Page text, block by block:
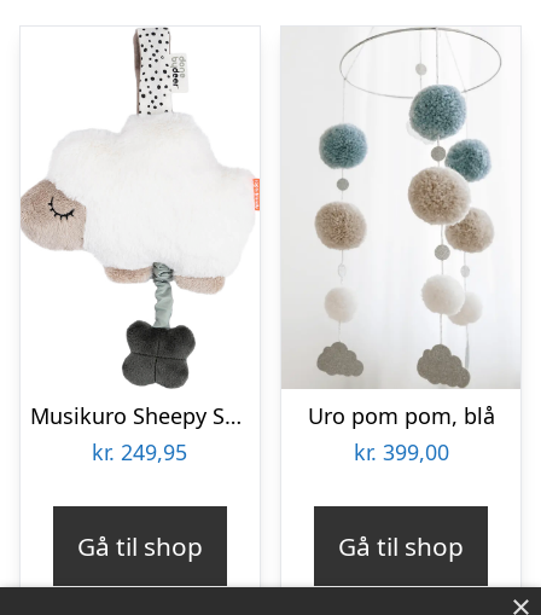
Musikuro Sheepy Sand
kr. 249,95
Gå til shop
Uro pom pom, blå
kr. 399,00
Gå til shop
×